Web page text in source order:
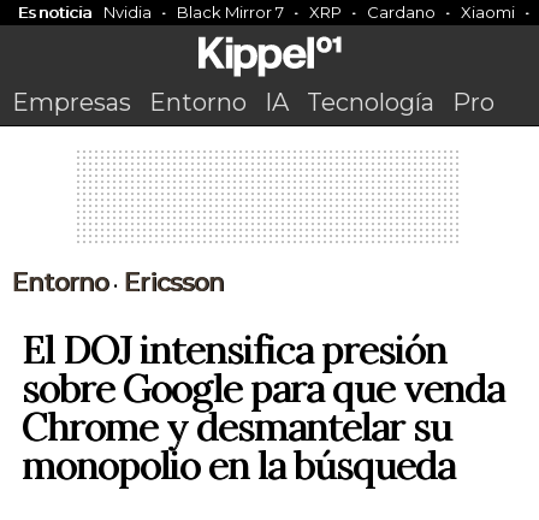
Es noticia Nvidia Black Mirror 7 XRP Cardano Xiaomi
Empresas Entorno IA Tecnología Pro
Entorno• Ericsson
El DOJ intensifica presión
sobre Google para que venda
Chrome y desmantelar su
monopolio en la búsqueda